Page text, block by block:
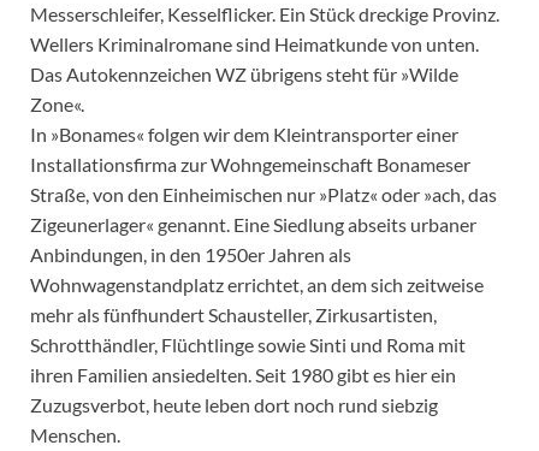
Messerschleifer, Kesselflicker. Ein Stück dreckige Provinz.
Wellers Kriminalromane sind Heimatkunde von unten.
Das Autokennzeichen WZ übrigens steht für »Wilde
Zone«.
In »Bonames« folgen wir dem Kleintransporter einer
Installationsfirma zur Wohngemeinschaft Bonameser
Straße, von den Einheimischen nur »Platz« oder »ach, das
Zigeunerlager« genannt. Eine Siedlung abseits urbaner
Anbindungen, in den 1950er Jahren als
Wohnwagenstandplatz errichtet, an dem sich zeitweise
mehr als fünfhundert Schausteller, Zirkusartisten,
Schrotthändler, Flüchtlinge sowie Sinti und Roma mit
ihren Familien ansiedelten. Seit 1980 gibt es hier ein
Zuzugsverbot, heute leben dort noch rund siebzig
Menschen.